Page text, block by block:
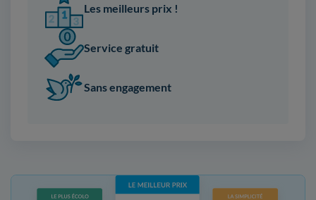
Les meilleurs prix !
Service gratuit
Sans engagement